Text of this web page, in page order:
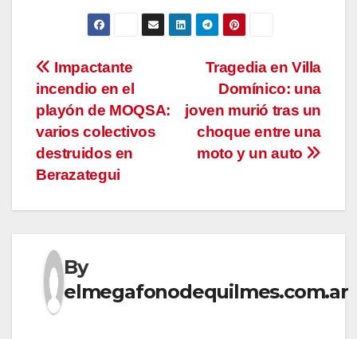
Navegación
de
entradas
Tragedia en Villa
Domínico: una
joven murió tras un
choque entre una
moto y un auto
Impactante
incendio en el
playón de MOQSA:
varios colectivos
destruidos en
Berazategui
By
elmegafonodequilmes.com.ar